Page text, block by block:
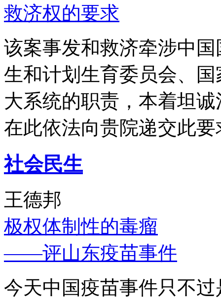
救济权的要求
该案事发和救济牵涉中
生和计划生育委员会、
大系统的职责，本着坦
在此依法向贵院递交此要
社会民生
王德邦
极权体制性的毒瘤
——评山东疫苗事件
今天中国疫苗事件只不